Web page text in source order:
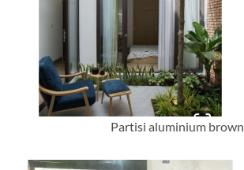
Partisi aluminium brown